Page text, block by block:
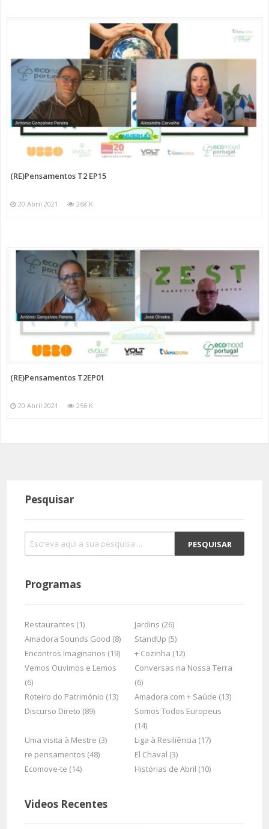
(RE)Pensamentos T2 EP15
20 Abril 2021 268 K
(RE)Pensamentos T2EP01
20 Abril 2021 256 K
Pesquisar
Programas
Restaurantes (1)
Jardins (26)
Amadora Sounds Good (8)
StandUp (5)
Encontros Imaginarios (19)
+ Cozinha (12)
Vemos Ouvimos e Lemos
(6)
Conversas na Nossa Terra
(6)
Roteiro do Património (13)
Amadora com + Saúde (13)
Discurso Direto (89)
Somos Todos Europeus
(14)
Uma visita à Mestre (3)
Liga à Resiliência (17)
re pensamentos (48)
El Chaval (3)
Ecomove-te (14)
Histórias de Abril (10)
Videos Recentes